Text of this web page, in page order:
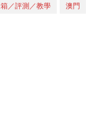
／評測／教學
澳門